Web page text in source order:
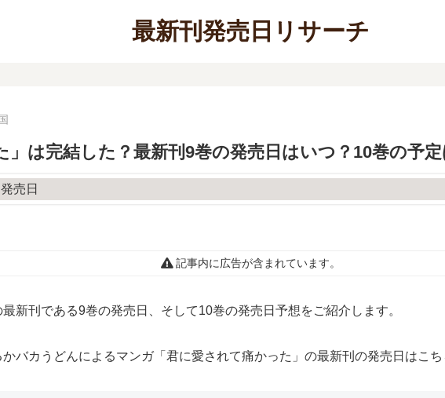
最新刊発売日リサーチ
」は完結した？最新刊9巻の発売日はいつ？10巻の予定
記事内に広告が含まれています。
新刊である9巻の発売日、そして10巻の発売日予想をご紹介します。
バカうどんによるマンガ「君に愛されて痛かった」の最新刊の発売日はこち